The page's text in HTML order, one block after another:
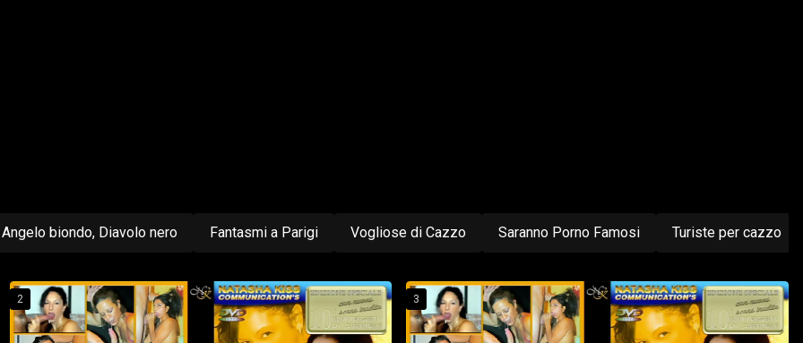
Angelo biondo, Diavolo nero Fantasmi a Parigi Vogliose di Cazzo Saranno Porno Famosi Turiste per cazzo
2 3